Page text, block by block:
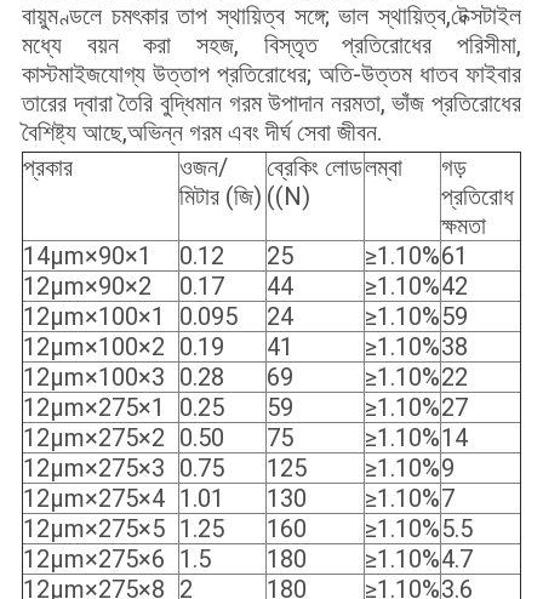
বায়ুমণ্ডলে চমৎকার তাপ স্থায়িত্ব সঙ্গে; ভাল স্থায়িত্ব,টেক্সটাইল
মধ্যে বয়ন করা সহজ, বিস্তৃত প্রতিরোধের পরিসীমা,
কাস্টমাইজযোগ্য উত্তাপ প্রতিরোধের; অতি-উত্তম ধাতব ফাইবার
তারের দ্বারা তৈরি বুদ্ধিমান গরম উপাদান নরমতা, ভাঁজ প্রতিরোধের
বৈশিষ্ট্য আছে,অভিন্ন গরম এবং দীর্ঘ সেবা জীবন.
প্রকার
ওজন/
মিটার (জি)
ব্রেকিং লোড
((N)
লম্বা
গড়
প্রতিরোধ
ক্ষমতা
14μm×90×1
0.12 25 ≥1.10%61
12μm×90×2
0.17 44 ≥1.10%42
12μm×100×1
0.095 24 ≥1.10%59
12μm×100×2 0.19 41 ≥1.10%38
12μm×100×3 0.28 69 ≥1.10%22
12μm×275×1
0.25 59 ≥1.10%27
12μm×275×2 0.50 75 ≥1.10%14
12μm×275×3 0.75 125 ≥1.10%9
12μm×275×4 1.01 130 ≥1.10%7
12μm×275×5 1.25 160 ≥1.10%5.5
12μm×275×6 1.5 180 ≥1.10%4.7
12μm×275×8 2 180 ≥1.10%3.6